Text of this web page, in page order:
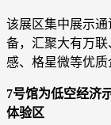
该展区集中展示
备，汇聚大有万
感、格星微等优质
7号馆为低空经济
体验区